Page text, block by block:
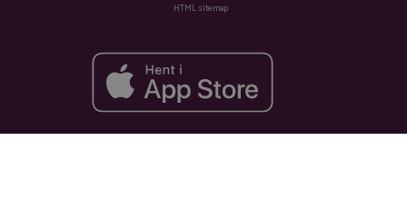
HTML sitemap